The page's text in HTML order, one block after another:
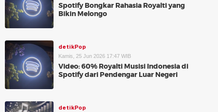
Spotify Bongkar Rahasia Royalti yang
Bikin Melongo
detikPop
Kamis, 25 Jun 2026 17:47 WIB
Video: 60% Royalti Musisi Indonesia di
Spotify dari Pendengar Luar Negeri
detikPop